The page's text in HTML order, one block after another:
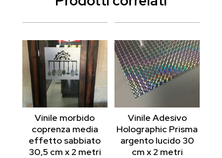
Vinile morbido
coprenza media
effetto sabbiato
30,5 cm x 2 metri
Vinile Adesivo
Holographic Prisma
argento lucido 30
cm x 2 metri